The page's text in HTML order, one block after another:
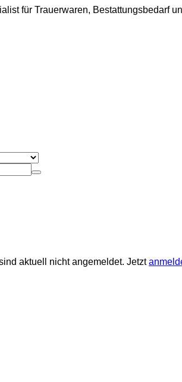
für Trauerwaren, Bestattungsbedarf
aktuell nicht angemeldet. Jetzt